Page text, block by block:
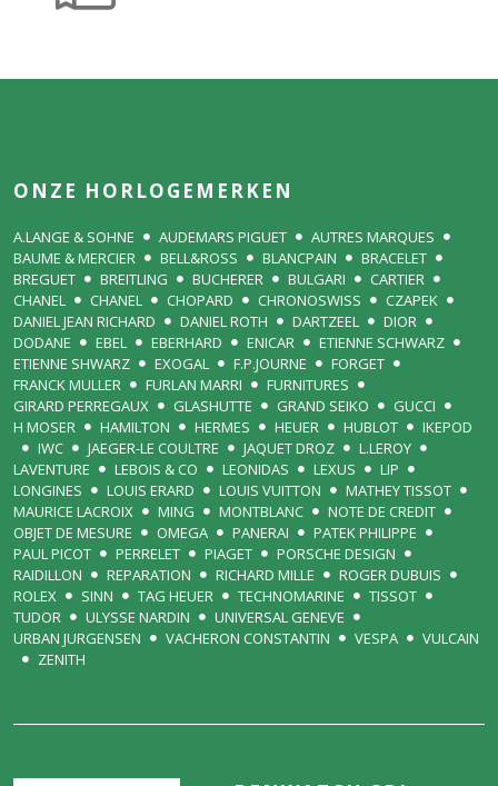
ONZE HORLOGEMERKEN
A.LANGE & SOHNE AUDEMARS PIGUET
AUTRES MARQUES
BAUME & MERCIER
BELL&ROSS BLANCPAIN
BRACELET
BREGUET
BREITLING BUCHERER BULGARI
CARTIER
CHANEL
CHANEL CHOPARD CHRONOSWISS
CZAPEK
DANIEL JEAN RICHARD
DANIEL ROTH DARTZEEL
DIOR
DODANE
EBEL EBERHARD ENICAR
ETIENNE SCHWARZ
ETIENNE SHWARZ
EXOGAL F.P.JOURNE
FORGET
FRANCK MULLER
FURLAN MARRI
FURNITURES
GIRARD PERREGAUX
GLASHUTTE GRAND SEIKO
GUCCI
H MOSER
HAMILTON HERMES HEUER HUBLOT
IKEPOD
IWC
JAEGER-LE COULTRE JAQUET DROZ
L.LEROY
LAVENTURE
LEBOIS & CO LEONIDAS LEXUS
LIP
LONGINES
LOUIS ERARD LOUIS VUITTON
MATHEY TISSOT
MAURICE LACROIX
MING MONTBLANC
NOTE DE CREDIT
OBJET DE MESURE
OMEGA PANERAI
PATEK PHILIPPE
PAUL PICOT
PERRELET PIAGET
PORSCHE DESIGN
RAIDILLON
REPARATION RICHARD MILLE
ROGER DUBUIS
ROLEX
SINN TAG HEUER TECHNOMARINE
TISSOT
TUDOR
ULYSSE NARDIN
UNIVERSAL GENEVE
URBAN JURGENSEN
VACHERON CONSTANTIN VESPA
VULCAIN
ZENITH